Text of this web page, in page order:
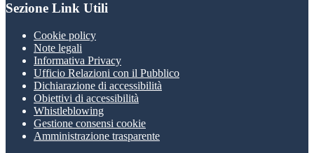
Sezione Link Utili
Cookie policy
Note legali
Informativa Privacy
Ufficio Relazioni con il Pubblico
Dichiarazione di accessibilità
Obiettivi di accessibilità
Whistleblowing
Gestione consensi cookie
Amministrazione trasparente